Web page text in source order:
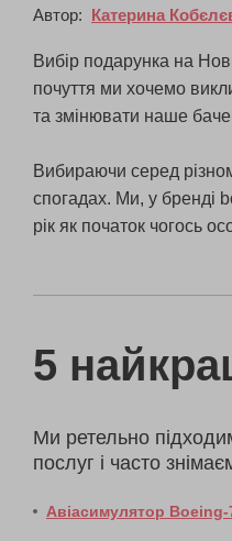
Автор: Катерина
Вибір подарунка на
почуття ми хочемо
та змінювати наше
Вибираючи серед
спогадах. Ми, у бренді
рік як початок чогось
5
Ми ретельно
послуг і часто
Авіасимулятор